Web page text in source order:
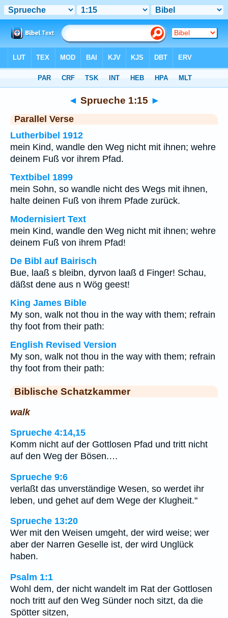
◄ Sprueche 1:15 ►
Parallel Verse
Lutherbibel 1912
mein Kind, wandle den Weg nicht mit ihnen; wehre
deinem Fuß vor ihrem Pfad.
Textbibel 1899
mein Sohn, so wandle nicht des Wegs mit ihnen,
halte deinen Fuß von ihrem Pfade zurück.
Modernisiert Text
mein Kind, wandle den Weg nicht mit ihnen; wehre
deinem Fuß von ihrem Pfad!
De Bibl auf Bairisch
Bue, laaß s bleibn, dyrvon laaß d Finger! Schau,
däßst dene aus n Wög geest!
King James Bible
My son, walk not thou in the way with them; refrain
thy foot from their path:
English Revised Version
My son, walk not thou in the way with them; refrain
thy foot from their path:
Biblische Schatzkammer
walk
Sprueche 4:14,15
Komm nicht auf der Gottlosen Pfad und tritt nicht
auf den Weg der Bösen.…
Sprueche 9:6
verlaßt das unverständige Wesen, so werdet ihr
leben, und gehet auf dem Wege der Klugheit."
Sprueche 13:20
Wer mit den Weisen umgeht, der wird weise; wer
aber der Narren Geselle ist, der wird Unglück
haben.
Psalm 1:1
Wohl dem, der nicht wandelt im Rat der Gottlosen
noch tritt auf den Weg Sünder noch sitzt, da die
Spötter sitzen,